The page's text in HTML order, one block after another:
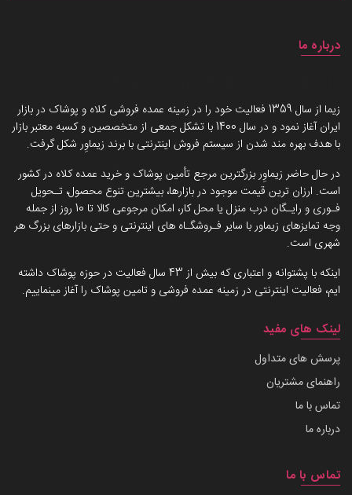
درباره ما
زیما از سال 1359 فعالیت خود را در زمینه عمده فروشی کلاه و پوشاک در بازار
ایران آغاز نمود و در سال 1400 با تشکل جمعی از متخصصین و کسبه معتبر بازار
با هدف بهره مند شدن از سیستم فروش اینترنتی با برند زیماوِر شکل گرفت.
در حال حاضر زیماوِر بزرگترین مرجع تأمین پوشاک و خرید عمده کلاه در کشور
است. ارزان ترین قیمت موجود در بازارها، بیشترین تنوع محصول، تـحویل
فـوری و رایـگان درب منزل یا محل کار، امکان مرجوعی کالا تا 10 روز از جمله
وجه تمایزهای زیماور با سایر فـروشگـاه های اینترنتی و حتی بازارهای بزرگ هر
شهری است.
اینکه با پشتوانه و اعتباری که بیش از 43 سال فعالیت در حوزه پوشاک داشته
ایم، فعالیت اینترنتی در زمینه عمده فروشی و تامین پوشاک را آغاز مینماییم.
لینک های مفید
پرسش های متداول
راهنمای مشتریان
تماس با ما
درباره ما
تماس با ما